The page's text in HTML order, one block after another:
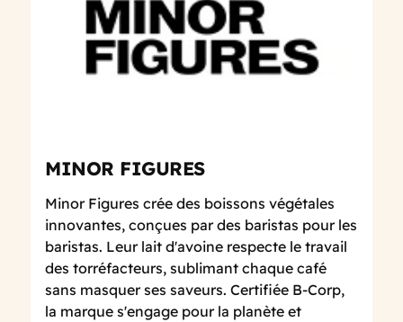
MINOR FIGURES
Minor Figures crée des boissons végétales
innovantes, conçues par des baristas pour les
baristas. Leur lait d'avoine respecte le travail
des torréfacteurs, sublimant chaque café
sans masquer ses saveurs. Certifiée B-Corp,
la marque s'engage pour la planète et